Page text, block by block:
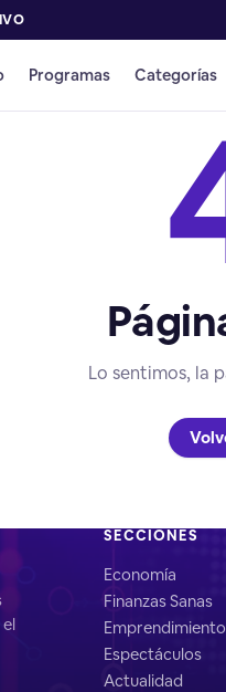
Programas Categorías
Lo sentimos, la
SECCIONES
Economía
Finanzas Sanas
Emprendimiento
Espectáculos
Actualidad